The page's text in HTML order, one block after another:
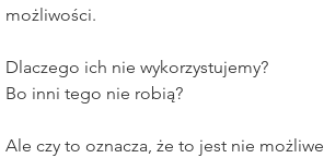
możliwości.
Dlaczego ich nie wykorzystujemy?
Bo inni tego nie robią?
Ale czy to oznacza, że to jest nie